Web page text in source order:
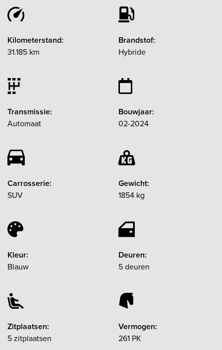
Kilometerstand:
31.185 km
Brandstof:
Hybride
Transmissie:
Automaat
Bouwjaar:
02-2024
Carrosserie:
SUV
Gewicht:
1854 kg
Kleur:
Blauw
Deuren:
5 deuren
Zitplaatsen:
5 zitplaatsen
Vermogen:
261 PK